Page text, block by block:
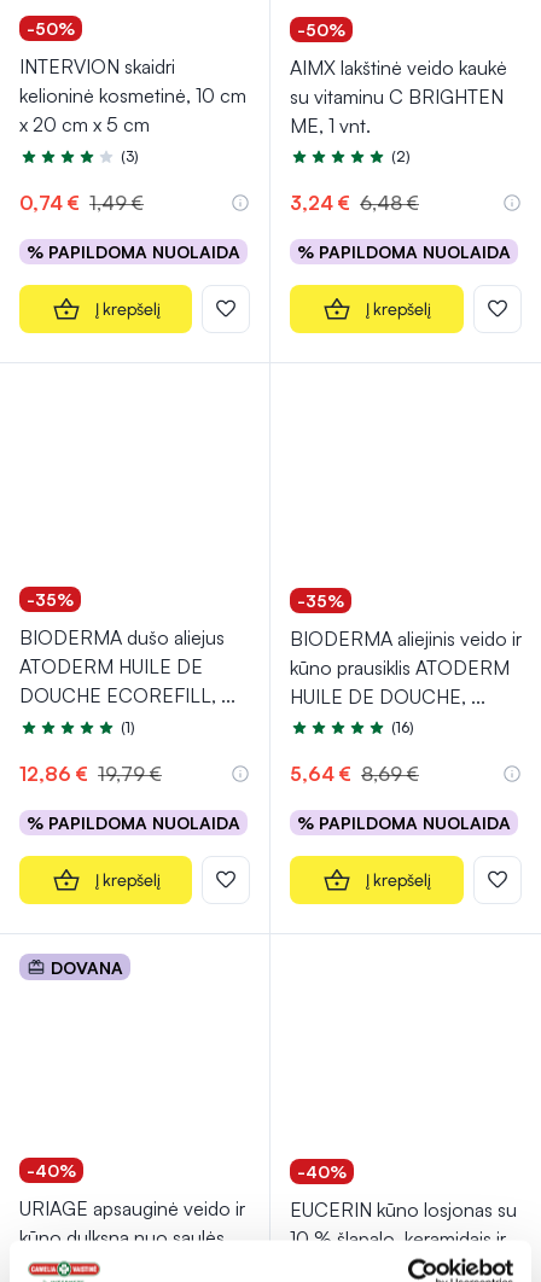
-50%
INTERVION skaidri
kelioninė kosmetinė, 10 cm
x 20 cm x 5 cm
Įvertinimas 4.3 iš 5
(3)
0,74 € 1,49 €
% PAPILDOMA NUOLAIDA
Į krepšelį
-50%
AIMX lakštinė veido kaukė
su vitaminu C BRIGHTEN
ME, 1 vnt.
Įvertinimas 5.0 iš 5
(2)
3,24 € 6,48 €
% PAPILDOMA NUOLAIDA
Į krepšelį
-35%
BIODERMA dušo aliejus
ATODERM HUILE DE
DOUCHE ECOREFILL, ...
Įvertinimas 5.0 iš 5
(1)
12,86 € 19,79 €
% PAPILDOMA NUOLAIDA
Į krepšelį
-35%
BIODERMA aliejinis veido ir
kūno prausiklis ATODERM
HUILE DE DOUCHE, ...
Įvertinimas 4.9 iš 5
(16)
5,64 € 8,69 €
% PAPILDOMA NUOLAIDA
Į krepšelį
DOVANA
-40%
URIAGE apsauginė veido ir
kūno dulksna nuo saulės
BARIESUN, SPF30, 200
-40%
EUCERIN kūno losjonas su
10 % šlapalo, keramidais ir
UREA REPAIR, 400 ml